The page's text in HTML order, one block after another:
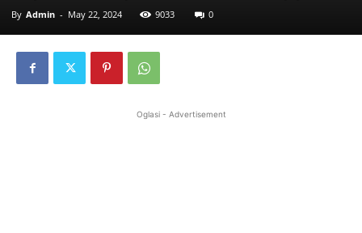
By Admin - May 22, 2024 9033 0
Oglasi - Advertisement